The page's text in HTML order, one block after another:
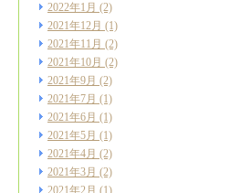
2022年1月 (2)
2021年12月 (1)
2021年11月 (2)
2021年10月 (2)
2021年9月 (2)
2021年7月 (1)
2021年6月 (1)
2021年5月 (1)
2021年4月 (2)
2021年3月 (2)